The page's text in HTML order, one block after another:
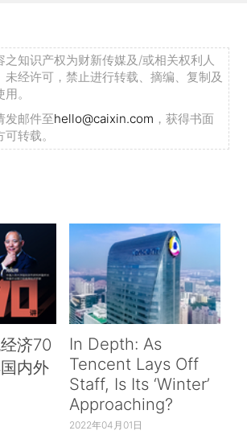
之知识产权为财新传媒及/或相关权利人
未经许可，禁止进行转载、摘编、复制及
。
发邮件至hello@caixin.com ，获得书面
转载。
济70
内外
In Depth: As
Tencent Lays Off
Staff, Is Its ‘Winter’
Approaching?
2022年04月01日